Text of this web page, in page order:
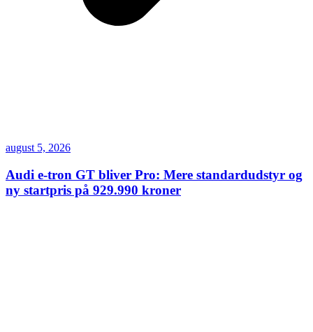
august 5, 2026
Audi e-tron GT bliver Pro: Mere standardudstyr og
ny startpris på 929.990 kroner